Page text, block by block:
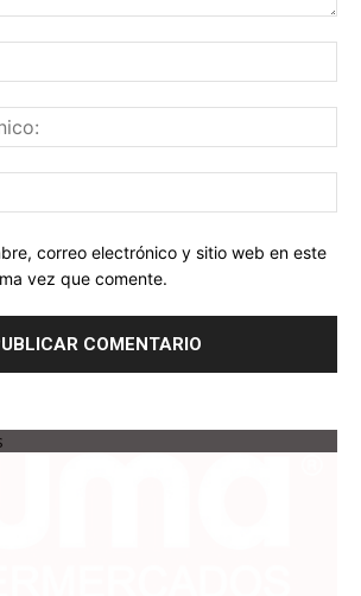
correo electrónico y sitio web en este
vez que comente.